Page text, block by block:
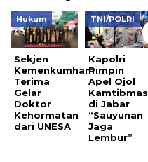
Hukum
Sekjen
Kemenkumham
Terima
Gelar
Doktor
Kehormatan
dari UNESA
TNI/POLRI
Kapolri
Pimpin
Apel Ojol
Kamtibmas
di Jabar
“Sauyunan
Jaga
Lembur”